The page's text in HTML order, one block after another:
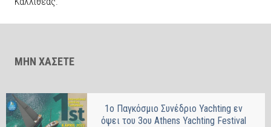
ΜΗΝ ΧΑΣΕΤΕ
1ο Παγκόσμιο Συνέδριο Yachting εν
όψει του 3ου Athens Yachting Festival